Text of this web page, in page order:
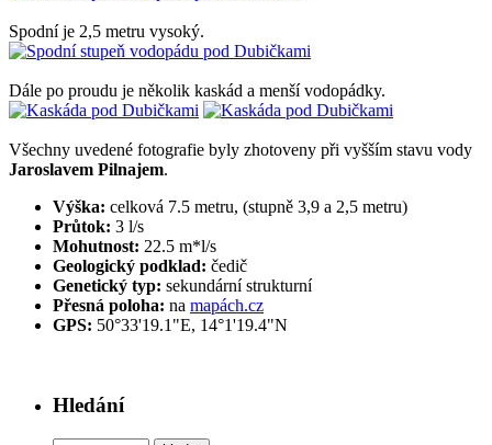
Spodní je 2,5 metru vysoký.
Dále po proudu je několik kaskád a menší vodopádky.
Všechny uvedené fotografie byly zhotoveny při vyšším stavu vody
Jaroslavem Pilnajem.
Výška: celková 7.5 metru, (stupně 3,9 a 2,5 metru)
Průtok: 3 l/s
Mohutnost: 22.5 m*l/s
Geologický podklad: čedič
Genetický typ: sekundární strukturní
Přesná poloha: na mapách.cz
GPS: 50°33'19.1"E, 14°1'19.4"N
Hledání